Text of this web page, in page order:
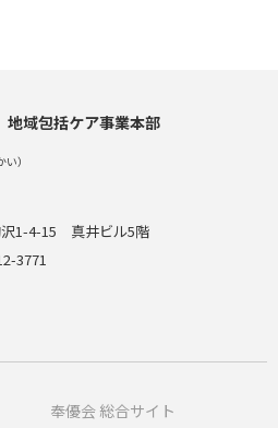
地域包括ケア事業本部
い）
1-4-15 真井ビル5階
3771
奉優会 総合サイト